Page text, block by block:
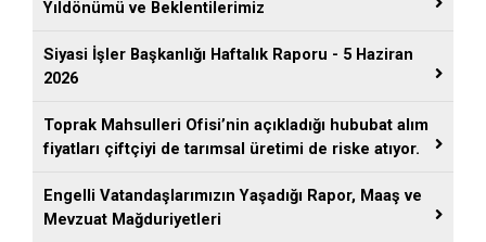
Yıldönümü ve Beklentilerimiz
Siyasi İşler Başkanlığı Haftalık Raporu - 5 Haziran
2026
Toprak Mahsulleri Ofisi’nin açıkladığı hububat alım
fiyatları çiftçiyi de tarımsal üretimi de riske atıyor.
Engelli Vatandaşlarımızın Yaşadığı Rapor, Maaş ve
Mevzuat Mağduriyetleri